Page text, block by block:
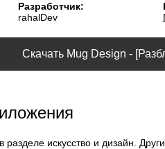
Разработчик:
rahalDev
Скачать Mug Design -
разделе искусство и дизайн.